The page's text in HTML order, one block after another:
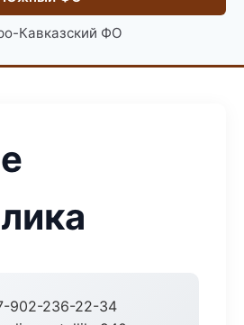
Кавказский ФО
902-236-22-34